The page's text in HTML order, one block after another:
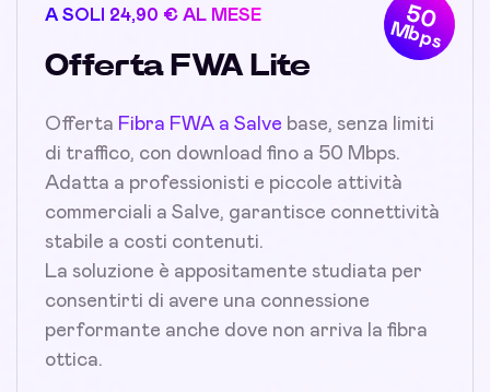
50
Mbps
A SOLI 24,90 € AL MESE
Offerta FWA Lite
Offerta Fibra FWA a Salve base, senza limiti
di traffico, con download fino a 50 Mbps.
Adatta a professionisti e piccole attività
commerciali a Salve, garantisce connettività
stabile a costi contenuti.
La soluzione è appositamente studiata per
consentirti di avere una connessione
performante anche dove non arriva la fibra
ottica.